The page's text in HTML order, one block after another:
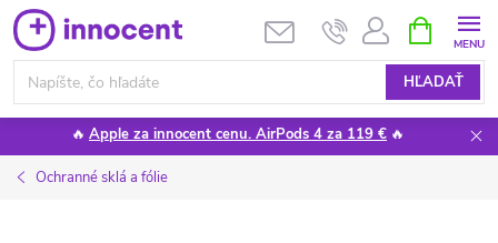
Prejsť
na
obsah
HĽADAŤ
KOŠÍK
🔥 Apple za innocent cenu. AirPods 4 za 119 € 🔥
Ochranné sklá a fólie